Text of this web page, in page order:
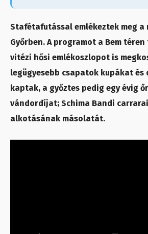
Stafétafutással emlékeztek meg a
Győrben. A programot a Bem
vitézi hősi emlékoszlopot is
legügyesebb csapatok kupákat és
kaptak, a győztes pedig egy évig
vándordíjat; Schima Bandi
alkotásának másolatát.